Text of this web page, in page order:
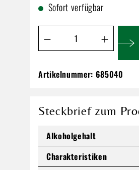
Sofort verfügbar
Produkt Anzahl: Gib
18,09 €
Inhalt:0.7 Liter (25,84 € / 1
Preise inkl. MwSt. zzgl. Versandkosten
Artikelnummer: 685040
Steckbrief zum
Alkoholgehalt
Charakteristiken